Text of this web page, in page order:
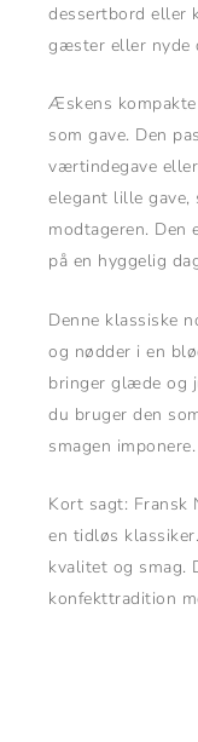
dessertbord eller
gæster eller nyde
Æskens
som gave. Den
værtindegave
elegant lille
modtageren.
på en hyggelig
Denne klassiske
og nødder i en
bringer glæde og
du bruger den
smagen imponere.
Kort sagt: Fransk
en tidløs
kvalitet og smag.
konfekttradition